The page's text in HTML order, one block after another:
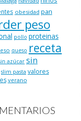
obesidad pan
peso
pollo proteinas
queso receta
azúcar sin
slim pasta valores
verano